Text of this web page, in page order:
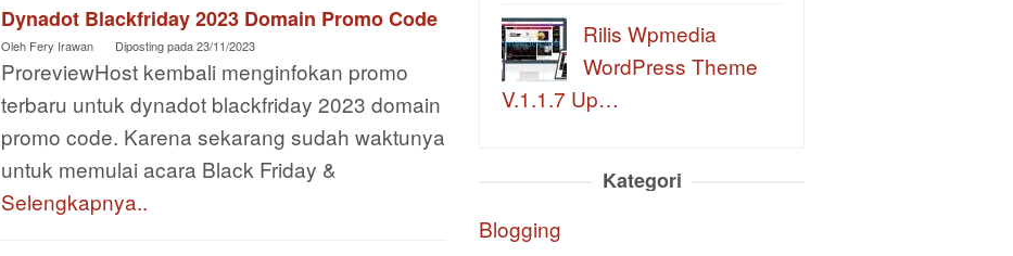
Dynadot Blackfriday 2023 Domain Promo Code
Oleh Fery Irawan Diposting pada23/11/2023
ProreviewHost kembali menginfokan promo
terbaru untuk dynadot blackfriday 2023 domain
promo code. Karena sekarang sudah waktunya
untuk memulai acara Black Friday &
Selengkapnya..
Rilis Wpmedia
WordPress Theme
V.1.1.7 Up…
Kategori
Blogging